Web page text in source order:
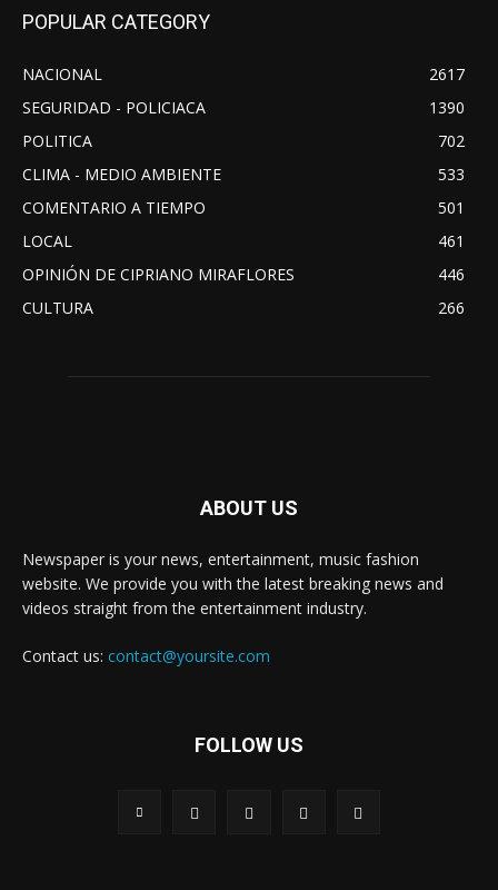
POPULAR CATEGORY
NACIONAL
2617
SEGURIDAD - POLICIACA
1390
POLITICA
702
CLIMA - MEDIO AMBIENTE
533
COMENTARIO A TIEMPO
501
LOCAL
461
OPINIÓN DE CIPRIANO MIRAFLORES
446
CULTURA
266
ABOUT US
Newspaper is your news, entertainment, music fashion
website. We provide you with the latest breaking news and
videos straight from the entertainment industry.
Contact us: contact@yoursite.com
FOLLOW US